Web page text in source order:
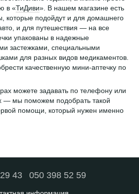
в «ТиДиви». В нашем магазине есть
которые подойдут и для домашнего
и для путешествия — на все
упакованы в надежные
застежками, специальными
для разных видов медикаментов.
качественную мини-аптечку по
можете задавать по телефону или
— мы поможем подобрать такой
помощи, который нужен именно
43 050 398 52 59